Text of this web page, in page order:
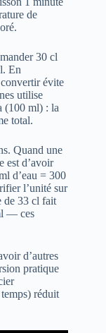
de
30 cl
En
évite
utilise
(100 ml) : la
total.
Quand une
est d’avoir
d’eau = 300
l’unité sur
de 33 cl fait
— ces
d’autres
pratique
réduit